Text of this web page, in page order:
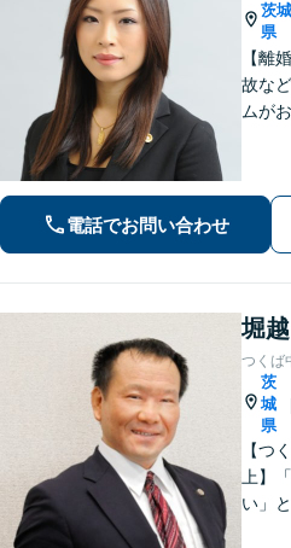
茨城
県
【離
故な
ムが
電話でお問い合わせ
堀
つくば
茨
城
県
【つ
上】
い」